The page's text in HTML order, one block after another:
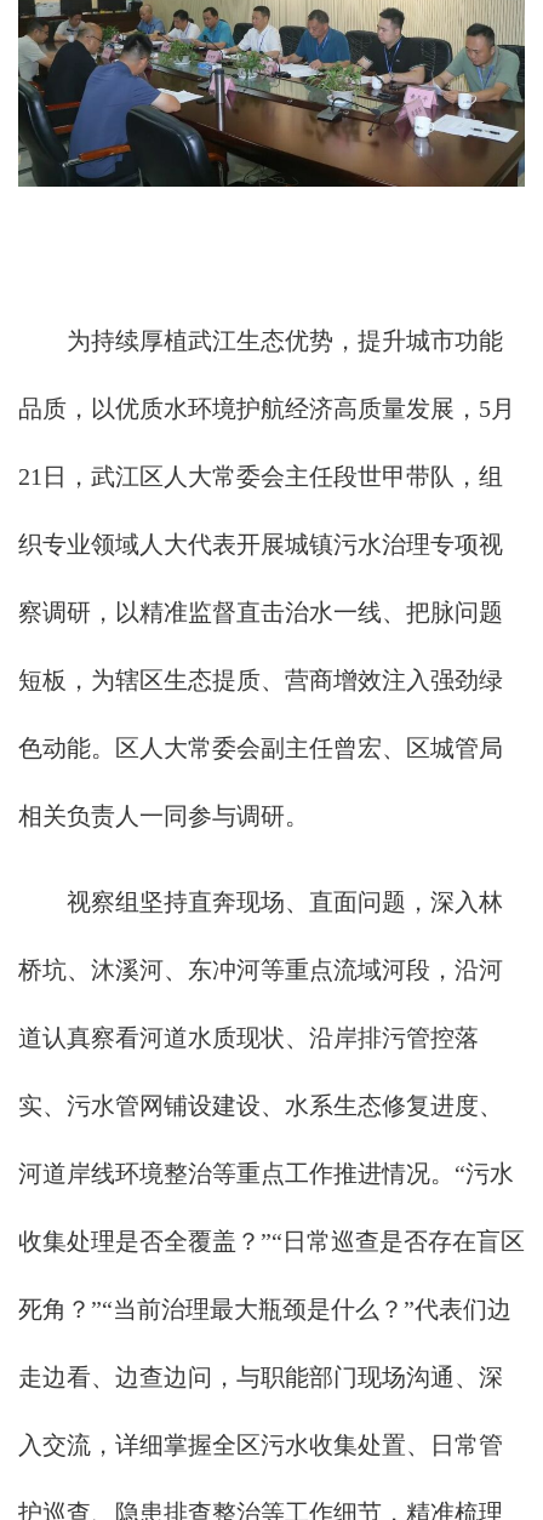
为持续厚植武江生态优势，提升城市功能
品质，以优质水环境护航经济高质量发展，5月
21日，武江区人大常委会主任段世甲带队，组
织专业领域人大代表开展城镇污水治理专项视
察调研，以精准监督直击治水一线、把脉问题
短板，为辖区生态提质、营商增效注入强劲绿
色动能。区人大常委会副主任曾宏、区城管局
相关负责人一同参与调研。
视察组坚持直奔现场、直面问题，深入林
桥坑、沐溪河、东冲河等重点流域河段，沿河
道认真察看河道水质现状、沿岸排污管控落
实、污水管网铺设建设、水系生态修复进度、
河道岸线环境整治等重点工作推进情况。“污水
收集处理是否全覆盖？”“日常巡查是否存在盲区
死角？”“当前治理最大瓶颈是什么？”代表们边
走边看、边查边问，与职能部门现场沟通、深
入交流，详细掌握全区污水收集处置、日常管
护巡查、隐患排查整治等工作细节，精准梳理